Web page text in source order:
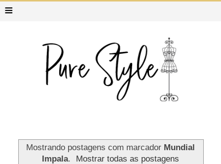
≡
Mostrando postagens com marcador Mundial
Impala. Mostrar todas as postagens